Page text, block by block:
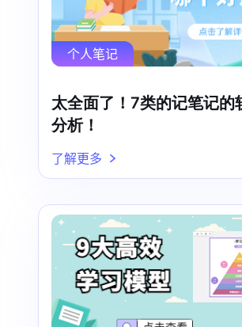
个人笔记
太全面了！7类的记笔记的
分析！
了解更多